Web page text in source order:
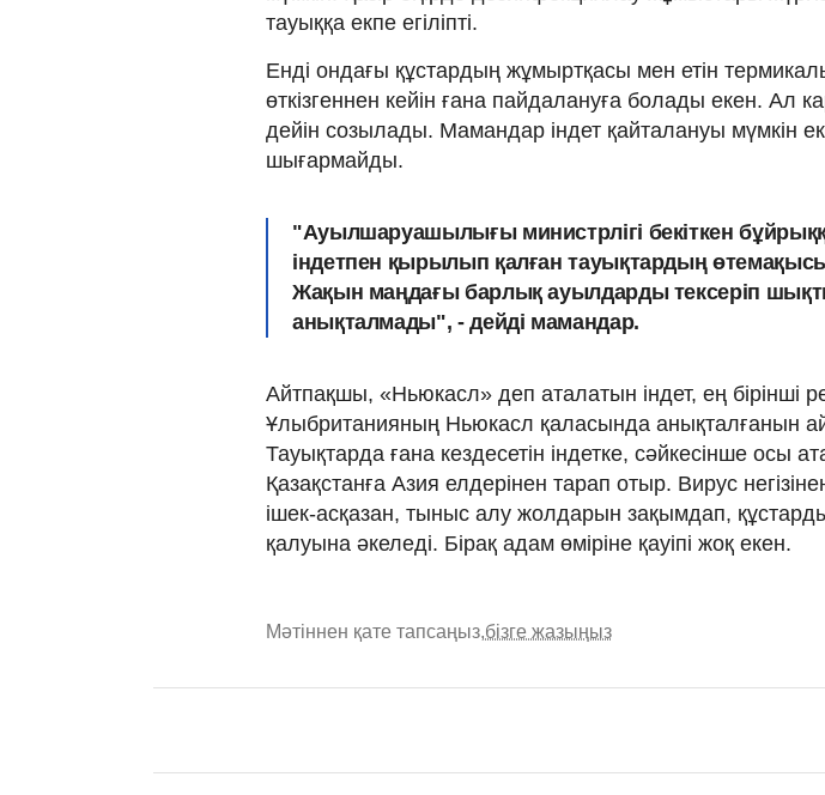
тауыққа екпе егіліпті.
Енді ондағы құстардың жұмыртқасы мен етін
өткізгеннен кейін ғана пайдалануға болады екен. Ал
дейін созылады. Мамандар індет қайталануы мүмкін
шығармайды.
"Ауылшаруашылығы министрлігі бекіткен
індетпен қырылып қалған тауықтардың
Жақын маңдағы барлық ауылдарды тексеріп
анықталмады", - дейді мамандар.
Айтпақшы, «Ньюкасл» деп аталатын індет, ең бірінші
Ұлыбританияның Ньюкасл қаласында анықталғанын
Тауықтарда ғана кездесетін індетке, сәйкесінше осы
Қазақстанға Азия елдерінен тарап отыр. Вирус
ішек-асқазан, тыныс алу жолдарын зақымдап,
қалуына әкеледі. Бірақ адам өміріне қауіпі жоқ екен.
Мәтіннен қате тапсаңыз,бізге жазыңыз